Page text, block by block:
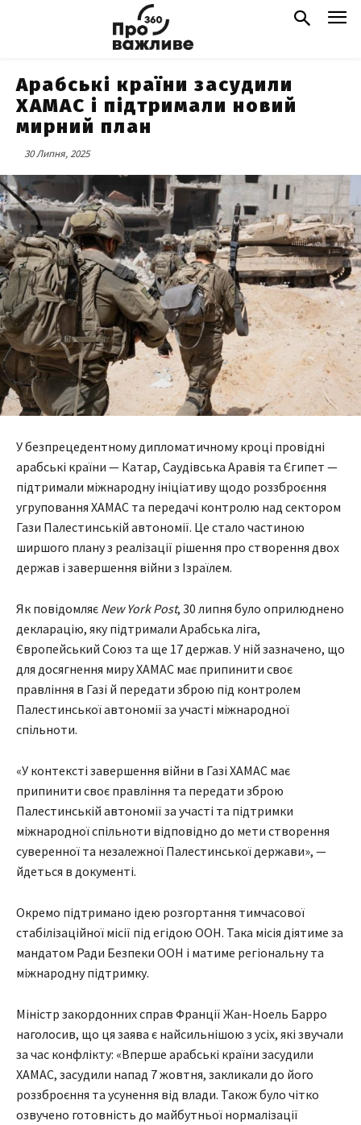
Арабські країни засудили
ХАМАС і підтримали новий
мирний план
30 Липня, 2025
У безпрецедентному дипломатичному кроці провідні
арабські країни — Катар, Саудівська Аравія та Єгипет —
підтримали міжнародну ініціативу щодо роззброєння
угруповання ХАМАС та передачі контролю над сектором
Гази Палестинській автономії. Це стало частиною
ширшого плану з реалізації рішення про створення двох
держав і завершення війни з Ізраїлем.
Як повідомляє New York Post, 30 липня було оприлюднено
декларацію, яку підтримали Арабська ліга,
Європейський Союз та ще 17 держав. У ній зазначено, що
для досягнення миру ХАМАС має припинити своє
правління в Газі й передати зброю під контролем
Палестинської автономії за участі міжнародної
спільноти.
«У контексті завершення війни в Газі ХАМАС має
припинити своє правління та передати зброю
Палестинській автономії за участі та підтримки
міжнародної спільноти відповідно до мети створення
суверенної та незалежної Палестинської держави», —
йдеться в документі.
Окремо підтримано ідею розгортання тимчасової
стабілізаційної місії під егідою ООН. Така місія діятиме за
мандатом Ради Безпеки ООН і матиме регіональну та
міжнародну підтримку.
Міністр закордонних справ Франції Жан-Ноель Барро
наголосив, що ця заява є найсильнішою з усіх, які звучали
за час конфлікту: «Вперше арабські країни засудили
ХАМАС, засудили напад 7 жовтня, закликали до його
роззброєння та усунення від влади. Також було чітко
озвучено готовність до майбутньої нормалізації